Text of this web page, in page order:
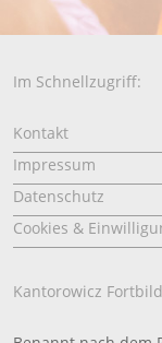
Im Schnellzugriff:
Kontakt
Impressum
Datenschutz
Cookies &
Kantorowicz